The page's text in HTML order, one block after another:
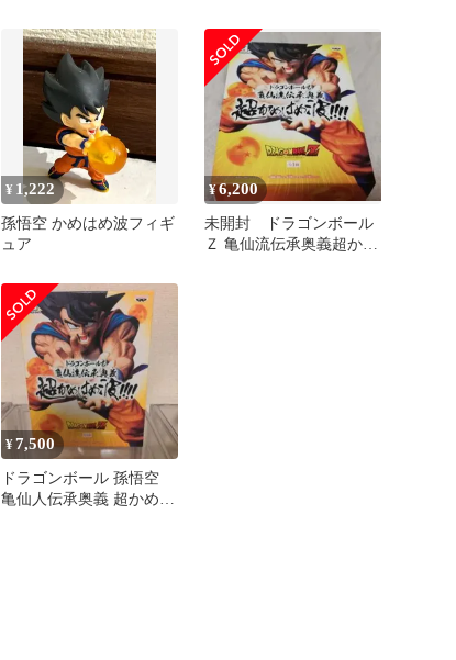
¥ 1,222
孫悟空 かめはめ波フィギ
ュア
¥6,200
未開封 ドラゴンボール
Ｚ 亀仙流伝承奥義超かめ
¥7,500
ドラゴンボール 孫悟空
亀仙人伝承奥義 超かめは